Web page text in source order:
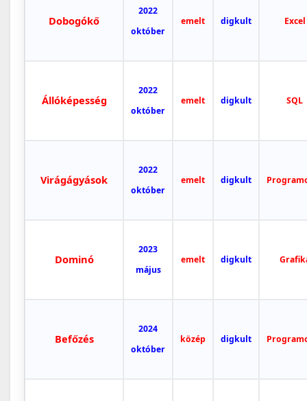
Dobogókő
2022
október
emelt digkult Excel
Állóképesség
2022
október
emelt digkult SQL
Virágágyások
2022
október
emelt digkult
Dominó
2023
május
emelt digkult
Befőzés
2024
október
közép digkult